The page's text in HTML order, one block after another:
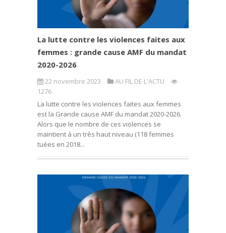
La lutte contre les violences faites aux
femmes : grande cause AMF du mandat
2020-2026
22 novembre 2023
AU FIL DE L'ACTU
1276
La lutte contre les violences faites aux femmes
est la Grande cause AMF du mandat 2020-2026.
Alors que le nombre de ces violences se
maintient à un très haut niveau (118 femmes
tuées en 2018...